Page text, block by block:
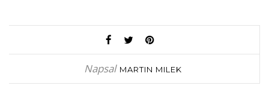
Napsal MARTIN MILEK